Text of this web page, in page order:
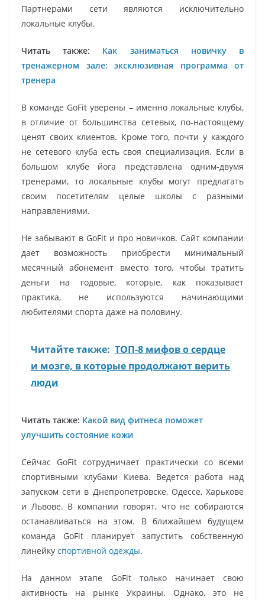
Партнерами сети являются исключительно
локальные клубы.
Читать также: Как заниматься новичку в
тренажерном зале: эксклюзивная программа от
тренера
В команде GoFit уверены – именно локальные клубы,
в отличие от большинства сетевых, по-настоящему
ценят своих клиентов. Кроме того, почти у каждого
не сетевого клуба есть своя специализация. Если в
большом клубе йога представлена одним-двумя
тренерами, то локальные клубы могут предлагать
своим посетителям целые школы с разными
направлениями.
Не забывают в GoFit и про новичков. Сайт компании
дает возможность приобрести минимальный
месячный абонемент вместо того, чтобы тратить
деньги на годовые, которые, как показывает
практика, не используются начинающими
любителями спорта даже на половину.
Читайте также: ТОП-8 мифов о сердце
и мозге, в которые продолжают верить
люди
Читать также: Какой вид фитнеса поможет
улучшить состояние кожи
Сейчас GoFit сотрудничает практически со всеми
спортивными клубами Киева. Ведется работа над
запуском сети в Днепропетровске, Одессе, Харькове
и Львове. В компании говорят, что не собираются
останавливаться на этом. В ближайшем будущем
команда GoFit планирует запустить собственную
линейку спортивной одежды.
На данном этапе GoFit только начинает свою
активность на рынке Украины. Однако, это не